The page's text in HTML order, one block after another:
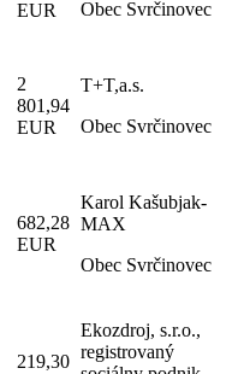
EUR
Obec Svrčinovec
2
801,94
EUR
T+T,a.s.
Obec Svrčinovec
682,28
EUR
Karol Kašubjak-
MAX
Obec Svrčinovec
219,30
Ekozdroj, s.r.o.,
registrovaný